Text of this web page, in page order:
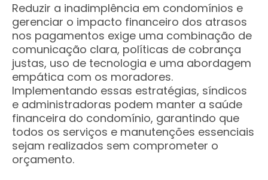
Reduzir a inadimplência em condomínios e
gerenciar o impacto financeiro dos atrasos
nos pagamentos exige uma combinação de
comunicação clara, políticas de cobrança
justas, uso de tecnologia e uma abordagem
empática com os moradores.
Implementando essas estratégias, síndicos
e administradoras podem manter a saúde
financeira do condomínio, garantindo que
todos os serviços e manutenções essenciais
sejam realizados sem comprometer o
orçamento.